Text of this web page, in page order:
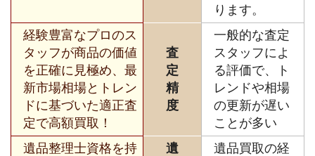
ります。
経験豊富なプロのス
タッフが商品の価値
を正確に見極め、最
新市場相場とトレン
ドに基づいた適正査
定で高額買取！
査
定
精
度
一般的な査定
スタッフによ
る評価で、ト
レンドや相場
の更新が遅い
ことが多い
遺品整理士資格を持
遺
遺品買取の経